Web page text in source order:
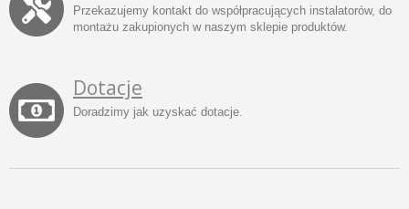
Przekazujemy kontakt do współpracujących instalatorów, do
montażu zakupionych w naszym sklepie produktów.
Dotacje
Doradzimy jak uzyskać dotacje.